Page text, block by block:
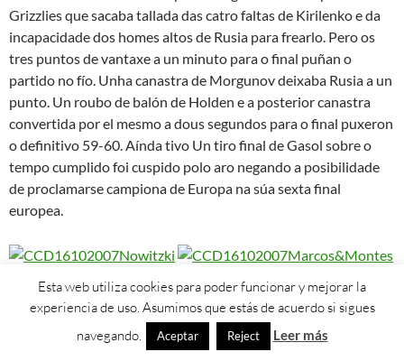
Padius (0).
Faltou ben pouco, para a revancha pero finalmente la
Selección Femenina non puido tampouco remontar a desventaxa
ante Rusia e caeu por 68-74 na final do EuroBasket de Italia. A
pesar deso, ofreceu unha sensacional imaxen e colgouse unha
medalla de plata que ben pode saber a ouro(non coma a masculina),
xa que supon a cuarta medalla consecutiva da Selección Femenina
plaza para os Xogos Olímpicos de Pekín no próximo Preolímpico.
ideal.
(Cata pollini
e bety cebrián no
Esta web utiliza cookies para poder funcionar y mejorar la
experiencia de uso. Asumimos que estás de acuerdo si sigues
navegando.
Aceptar Reject Leer más